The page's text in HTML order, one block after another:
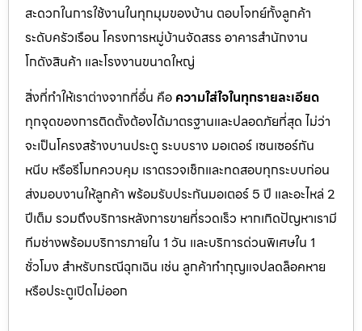
สะดวกในการใช้งานในทุกมุมของบ้าน ตอบโจทย์ทั้งลูกค้า
ระดับครัวเรือน โครงการหมู่บ้านจัดสรร อาคารสำนักงาน
โกดังสินค้า และโรงงานขนาดใหญ่
สิ่งที่ทำให้เราต่างจากที่อื่น คือ ความใส่ใจในทุกรายละเอียด
ทุกจุดของการติดตั้งต้องได้มาตรฐานและปลอดภัยที่สุด ไม่ว่า
จะเป็นโครงสร้างบานประตู ระบบราง มอเตอร์ เซนเซอร์กัน
หนีบ หรือรีโมทควบคุม เราตรวจเช็กและทดสอบทุกระบบก่อน
ส่งมอบงานให้ลูกค้า พร้อมรับประกันมอเตอร์ 5 ปี และอะไหล่ 2
ปีเต็ม รวมถึงบริการหลังการขายที่รวดเร็ว หากเกิดปัญหาเรามี
ทีมช่างพร้อมบริการภายใน 1 วัน และบริการด่วนพิเศษใน 1
ชั่วโมง สำหรับกรณีฉุกเฉิน เช่น ลูกค้าทำกุญแจปลดล็อคหาย
หรือประตูเปิดไม่ออก